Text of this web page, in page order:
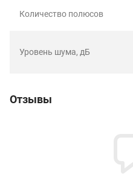
Количество полюсов
Уровень шума, дБ
Отзывы